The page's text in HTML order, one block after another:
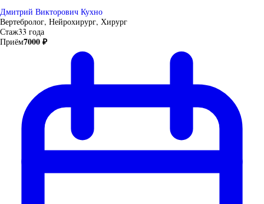
Дмитрий Викторович Кухно
Вертебролог, Нейрохирург, Хирург
Стаж33 года
Приём7000 ₽